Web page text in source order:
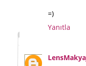
=)
Yanıtla